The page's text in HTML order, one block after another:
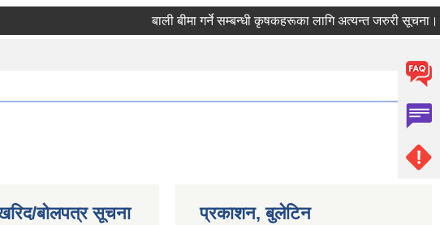
बाली बीमा गर्ने सम्बन्धी कृषकहरूका लागि अत्यन्त जरुरी सूचना।
बोलपत्र सूचना प्रकाशन, बुलेटिन